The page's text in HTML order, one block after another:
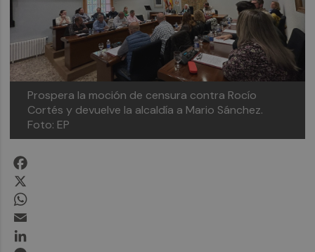
Prospera la moción de censura contra Rocío
Cortés y devuelve la alcaldía a Mario Sánchez.
Foto: EP